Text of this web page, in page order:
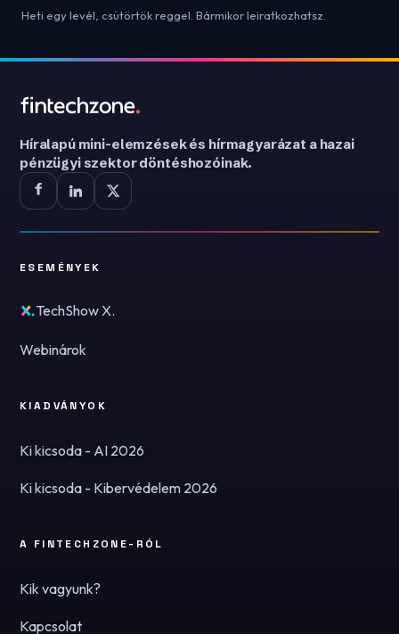
Heti egy levél, csütörtök reggel. Bármikor leiratkozhatsz.
Híralapú mini-elemzések és hírmagyarázat a hazai
pénzügyi szektor döntéshozóinak.
ESEMÉNYEK
TechShow X.
Webinárok
KIADVÁNYOK
Ki kicsoda - AI 2026
Ki kicsoda - Kibervédelem 2026
A FINTECHZONE-RÓL
Kik vagyunk?
Kapcsolat